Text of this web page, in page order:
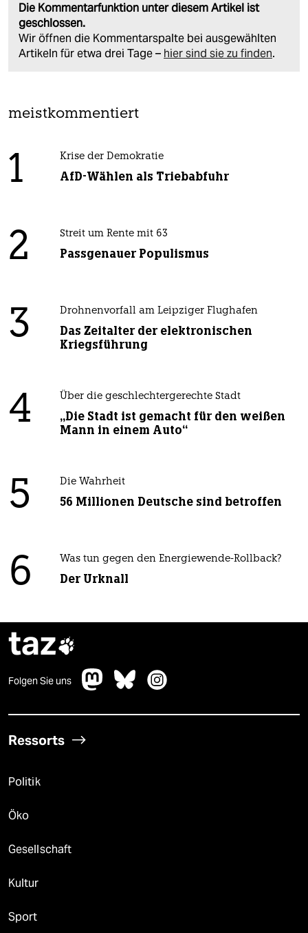
Die Kommentarfunktion unter diesem Artikel ist
geschlossen.
Wir öffnen die Kommentarspalte bei ausgewählten
Artikeln für etwa drei Tage – hier sind sie zu finden.
meistkommentiert
1 Krise der Demokratie
AfD-Wählen als Triebabfuhr
2 Streit um Rente mit 63
Passgenauer Populismus
3 Drohnenvorfall am Leipziger Flughafen
Das Zeitalter der elektronischen
Kriegsführung
4 Über die geschlechtergerechte Stadt
„Die Stadt ist gemacht für den weißen
Mann in einem Auto“
5 Die Wahrheit
56 Millionen Deutsche sind betroffen
6 Was tun gegen den Energiewende-Rollback?
Der Urknall
taz
Folgen Sie uns
Ressorts
Politik
Öko
Gesellschaft
Kultur
Sport